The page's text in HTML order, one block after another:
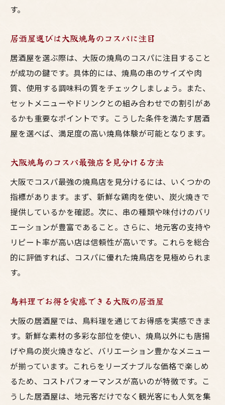
す。
居酒屋選びは大阪焼鳥のコスパに注目
居酒屋を選ぶ際は、大阪の焼鳥のコスパに注目すること
が成功の鍵です。具体的には、焼鳥の串のサイズや肉
質、使用する調味料の質をチェックしましょう。また、
セットメニューやドリンクとの組み合わせでの割引があ
るかも重要なポイントです。こうした条件を満たす居酒
屋を選べば、満足度の高い焼鳥体験が可能となります。
大阪焼鳥のコスパ最強店を見分ける方法
大阪でコスパ最強の焼鳥店を見分けるには、いくつかの
指標があります。まず、新鮮な鶏肉を使い、炭火焼きで
提供しているかを確認。次に、串の種類や味付けのバリ
エーションが豊富であること。さらに、地元客の支持や
リピート率が高い店は信頼性が高いです。これらを総合
的に評価すれば、コスパに優れた焼鳥店を見極められま
す。
鳥料理でお得を実感できる大阪の居酒屋
大阪の居酒屋では、鳥料理を通じてお得感を実感できま
す。新鮮な素材の多彩な部位を使い、焼鳥以外にも唐揚
げや鳥の炭火焼きなど、バリエーション豊かなメニュー
が揃っています。これらをリーズナブルな価格で楽しめ
るため、コストパフォーマンスが高いのが特徴です。こ
うした居酒屋は、地元客だけでなく観光客にも人気を集